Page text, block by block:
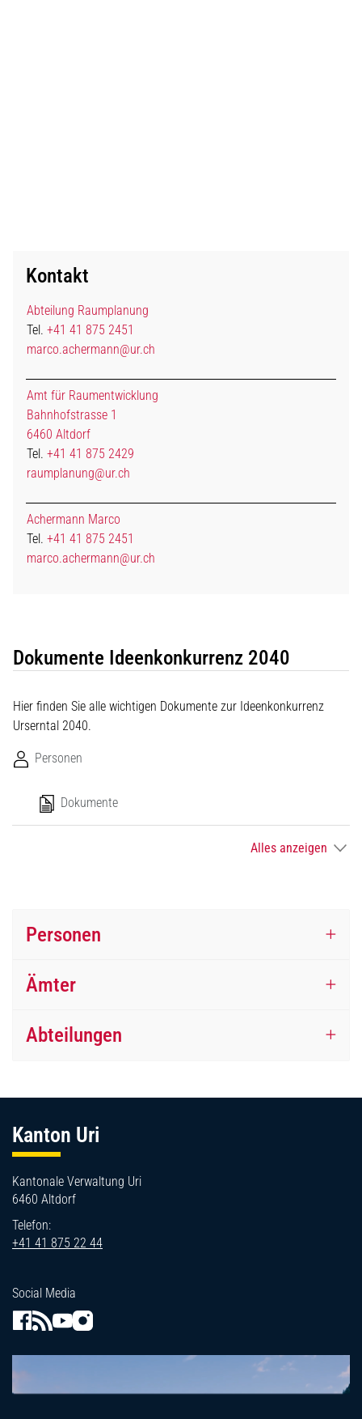
Kontakt
Abteilung Raumplanung
Tel. +41 41 875 2451
marco.achermann@ur.ch
Amt für Raumentwicklung
Bahnhofstrasse 1
6460 Altdorf
Tel. +41 41 875 2429
raumplanung@ur.ch
Achermann Marco
Tel. +41 41 875 2451
marco.achermann@ur.ch
Dokumente Ideenkonkurrenz 2040
Hier finden Sie alle wichtigen Dokumente zur Ideenkonkurrenz
Urserntal 2040.
Personen
Dokumente
Alles anzeigen
Personen
Ämter
Abteilungen
Kanton Uri
Kantonale Verwaltung Uri
6460 Altdorf
Telefon:
+41 41 875 22 44
Social Media